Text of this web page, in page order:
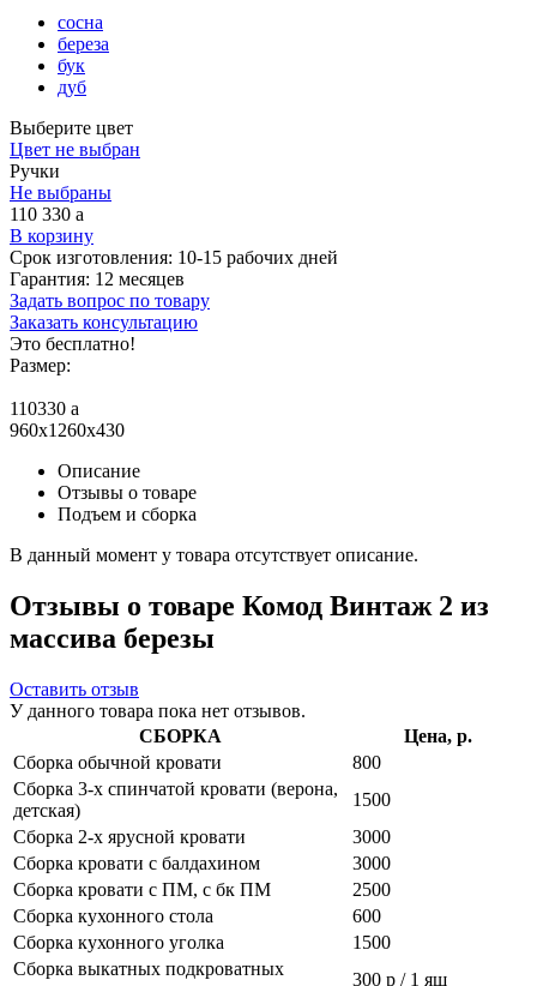
сосна
береза
бук
дуб
Выберите цвет
Цвет не выбран
Ручки
Не выбраны
110 330 a
В корзину
Срок изготовления: 10-15 рабочих дней
Гарантия: 12 месяцев
Задать вопрос по товару
Заказать консультацию
Это бесплатно!
Размер:
110330 a
960x1260x430
Описание
Отзывы о товаре
Подъем и сборка
В данный момент у товара отсутствует описание.
Отзывы о товаре Комод Винтаж 2 из
массива березы
Оставить отзыв
У данного товара пока нет отзывов.
СБОРКА
Цена, р.
Сборка обычной кровати
800
Сборка 3-х спинчатой кровати (верона,
детская)
1500
Сборка 2-х ярусной кровати
3000
Сборка кровати с балдахином
3000
Сборка кровати с ПМ, с бк ПМ
2500
Сборка кухонного стола
600
Сборка кухонного уголка
1500
Сборка выкатных подкроватных
300 р / 1 ящ